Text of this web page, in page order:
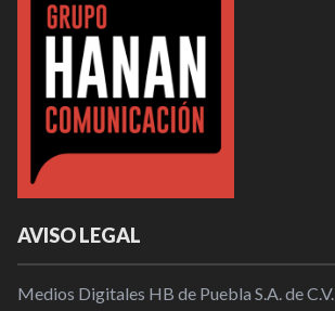
AVISO LEGAL
Medios Digitales HB de Puebla S.A. de C.V.